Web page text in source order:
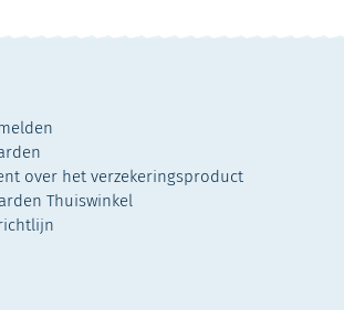
over het verzekeringsproduct
Thuiswinkel